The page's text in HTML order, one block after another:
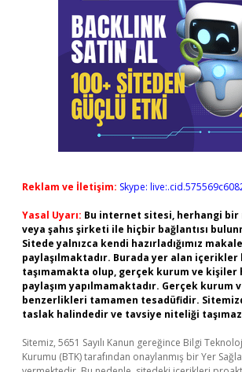
Reklam ve İletişim: Skype:
Yasal Uyarı: Bu internet sitesi, herhangi bir
veya şahıs şirketi ile hiçbir bağlantısı
Sitede yalnızca kendi hazırladığımız
paylaşılmaktadır. Burada yer alan
taşımamakta olup, gerçek kurum ve kişiler
paylaşım yapılmamaktadır. Gerçek kurum
benzerlikleri tamamen tesadüfidir.
taslak halindedir ve tavsiye niteliği
Sitemiz, 5651 Sayılı Kanun gereğince Bilgi
Kurumu (BTK) tarafından onaylanmış bir Yer